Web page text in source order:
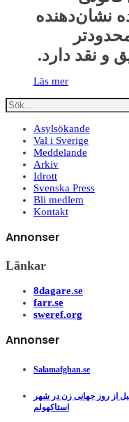
نشان‌دهنده
و نقد دارد.
Läs mer
Asylsökande
Val i Sverige
Meddelande
Arkiv
Idrott
Svenska Press
Bli medlem
Kontakt
Annonser
Länkar
8dagare.se
farr.se
sweref.org
Annonser
Salamafghan.se
از روز جهانی زن در شهر
استاکهولم